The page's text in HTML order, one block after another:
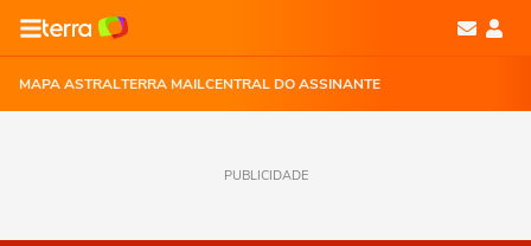
MAPA ASTRALTERRA MAILCENTRAL DO ASSINANTE
PUBLICIDADE